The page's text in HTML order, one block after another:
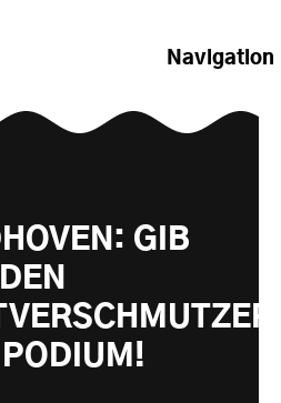
Navigation
GIB
DEN
PODIUM!